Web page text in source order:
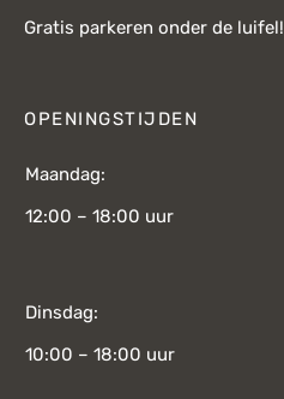
Gratis parkeren onder de luifel!
OPENINGSTIJDEN
Maandag:
12:00 – 18:00 uur
Dinsdag:
10:00 – 18:00 uur